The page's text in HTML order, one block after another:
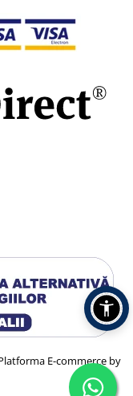
E-commerce by